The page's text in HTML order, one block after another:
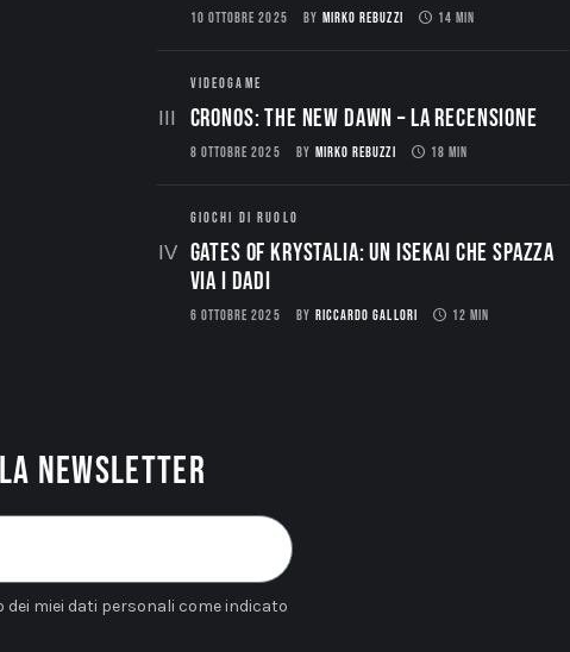
10 OTTOBRE 2025 BY MIRKO REBUZZI 14 MIN
VIDEOGAME
CRONOS: THE NEW DAWN – La Recensione
8 OTTOBRE 2025 BY MIRKO REBUZZI 18 MIN
GIOCHI DI RUOLO
Gates of Krystalia: Un Isekai che spazza
via i dadi
6 OTTOBRE 2025 BY RICCARDO GALLORI 12 MIN
newsletter
miei dati personali come indicato